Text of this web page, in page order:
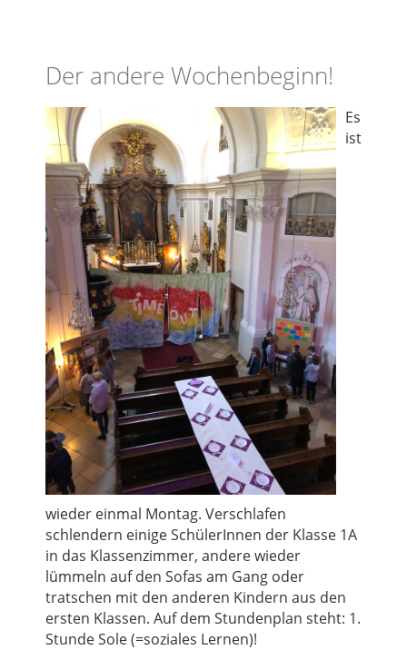
Der andere Wochenbeginn!
Es
ist
wieder einmal Montag. Verschlafen
schlendern einige SchülerInnen der Klasse 1A
in das Klassenzimmer, andere wieder
lümmeln auf den Sofas am Gang oder
tratschen mit den anderen Kindern aus den
ersten Klassen. Auf dem Stundenplan steht: 1.
Stunde Sole (=soziales Lernen)!